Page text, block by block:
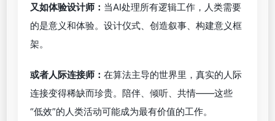
又如体验设计师： 当AI处理所有逻辑工作，人类需要
的是意义和体验。设计仪式、创造叙事、构建意义框
架。
或者人际连接师： 在算法主导的世界里，真实的人际
连接变得稀缺而珍贵。陪伴、倾听、共情——这些
“低效”的人类活动可能成为最有价值的工作。